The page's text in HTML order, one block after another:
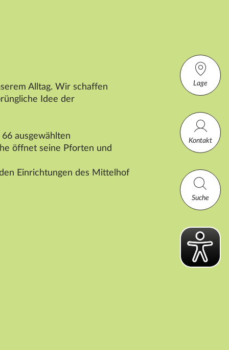
Lage
Kontakt
Suche
Alltag. Wir schaffen
Idee der
ausgewählten
öffnet seine Pforten und
Einrichtungen des Mittelhof